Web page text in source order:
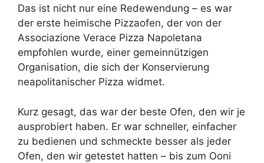
Das ist nicht nur eine Redewendung – es war
der erste heimische Pizzaofen, der von der
Associazione Verace Pizza Napoletana
empfohlen wurde, einer gemeinnützigen
Organisation, die sich der Konservierung
neapolitanischer Pizza widmet.
Kurz gesagt, das war der beste Ofen, den wir je
ausprobiert haben. Er war schneller, einfacher
zu bedienen und schmeckte besser als jeder
Ofen, den wir getestet hatten – bis zum Ooni